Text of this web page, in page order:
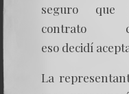
seguro que
contrato
eso decidí
La